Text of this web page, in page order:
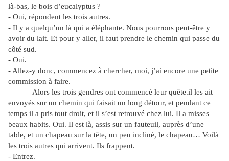
là-bas, le bois d’eucalyptus ?
- Oui, répondent les trois autres.
- Il y a quelqu’un là qui a éléphante. Nous pourrons peut-être y
avoir du lait. Et pour y aller, il faut prendre le chemin qui passe du
côté sud.
- Oui.
- Allez-y donc, commencez à chercher, moi, j’ai encore une petite
commission à faire.
Alors les trois gendres ont commencé leur quête.il les ait
envoyés sur un chemin qui faisait un long détour, et pendant ce
temps il a pris tout droit, et il s’est retrouvé chez lui. Il a misses
beaux habits. Oui. Il est là, assis sur un fauteuil, auprès d’une
table, et un chapeau sur la tête, un peu incliné, le chapeau… Voilà
les trois autres qui arrivent. Ils frappent.
- Entrez.